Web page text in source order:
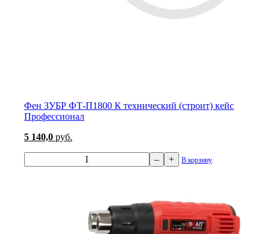
Фен ЗУБР ФТ-П1800 К технический (строит) кейс
Профессионал
5 140,0 руб.
– + В корзину